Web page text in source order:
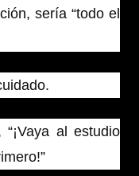
sería “todo el
al estudio